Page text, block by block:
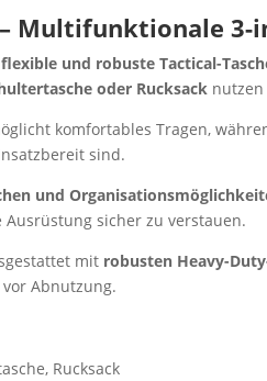
Multifunktionale 3-
und robuste Tactical-
oder Rucksack nutzen
komfortables Tragen,
sind.
und
sicher zu verstauen.
mit robusten Heavy-
Abnutzung.
Rucksack